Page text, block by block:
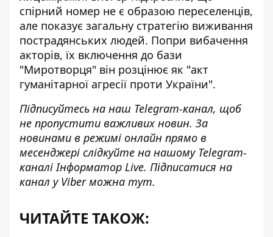
спірний номер не є образою переселенців,
але показує загальну стратегію виживання
пострадянських людей. Попри вибачення
акторів, їх включення до бази
"Миротворця" він розцінює як "акт
гуманітарної агресії проти України".
Підписуйтесь на наш Telegram-канал, щоб
не пропустити важливих новин. За
новинами в режимі онлайн прямо в
месенджері слідкуйте на нашому Telegram-
каналіІнформатор Live. Підписатися на
канал у Viber можна тут.
ЧИТАЙТЕ ТАКОЖ: